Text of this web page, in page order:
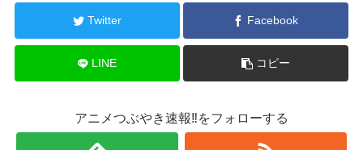
Twitter Facebook
LINE コピー
アニメつぶやき速報‼をフォローする